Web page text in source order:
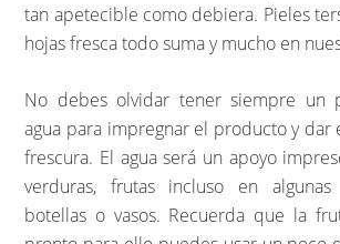
tan apetecible como debiera. Pieles
hojas fresca todo suma y mucho en
No debes olvidar tener siempre un
agua para impregnar el producto y dar
frescura. El agua será un apoyo
verduras, frutas incluso en algunas
botellas o vasos. Recuerda que la